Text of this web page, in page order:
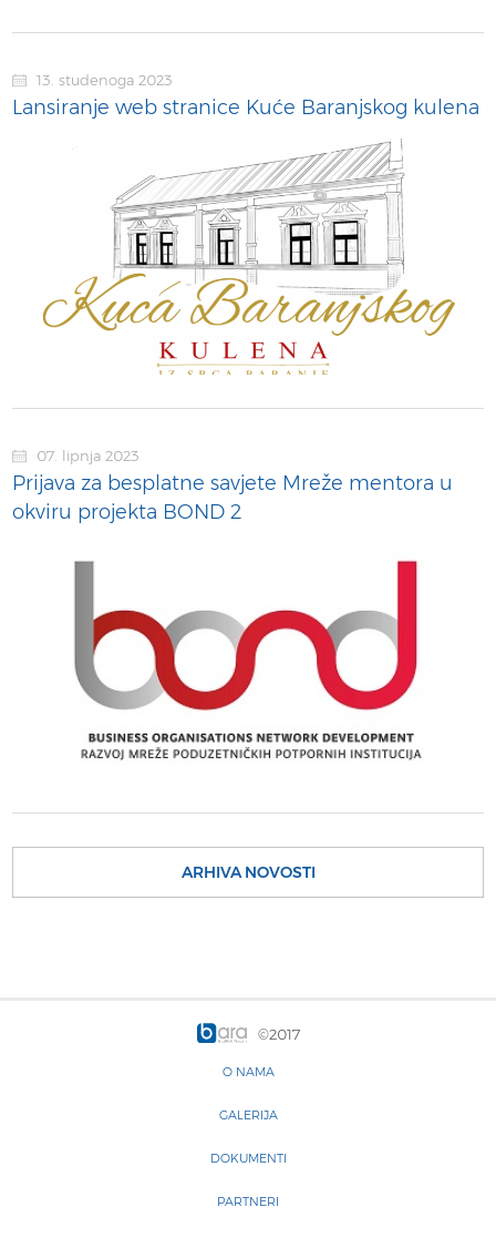
13. studenoga 2023
Lansiranje web stranice Kuće Baranjskog kulena
07. lipnja 2023
Prijava za besplatne savjete Mreže mentora u
okviru projekta BOND 2
ARHIVA NOVOSTI
©2017
O NAMA
GALERIJA
DOKUMENTI
PARTNERI